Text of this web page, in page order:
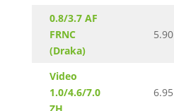
0.8/3.7 AF
FRNC
(Draka)
5.90
Video
1.0/4.6/7.0
6.95